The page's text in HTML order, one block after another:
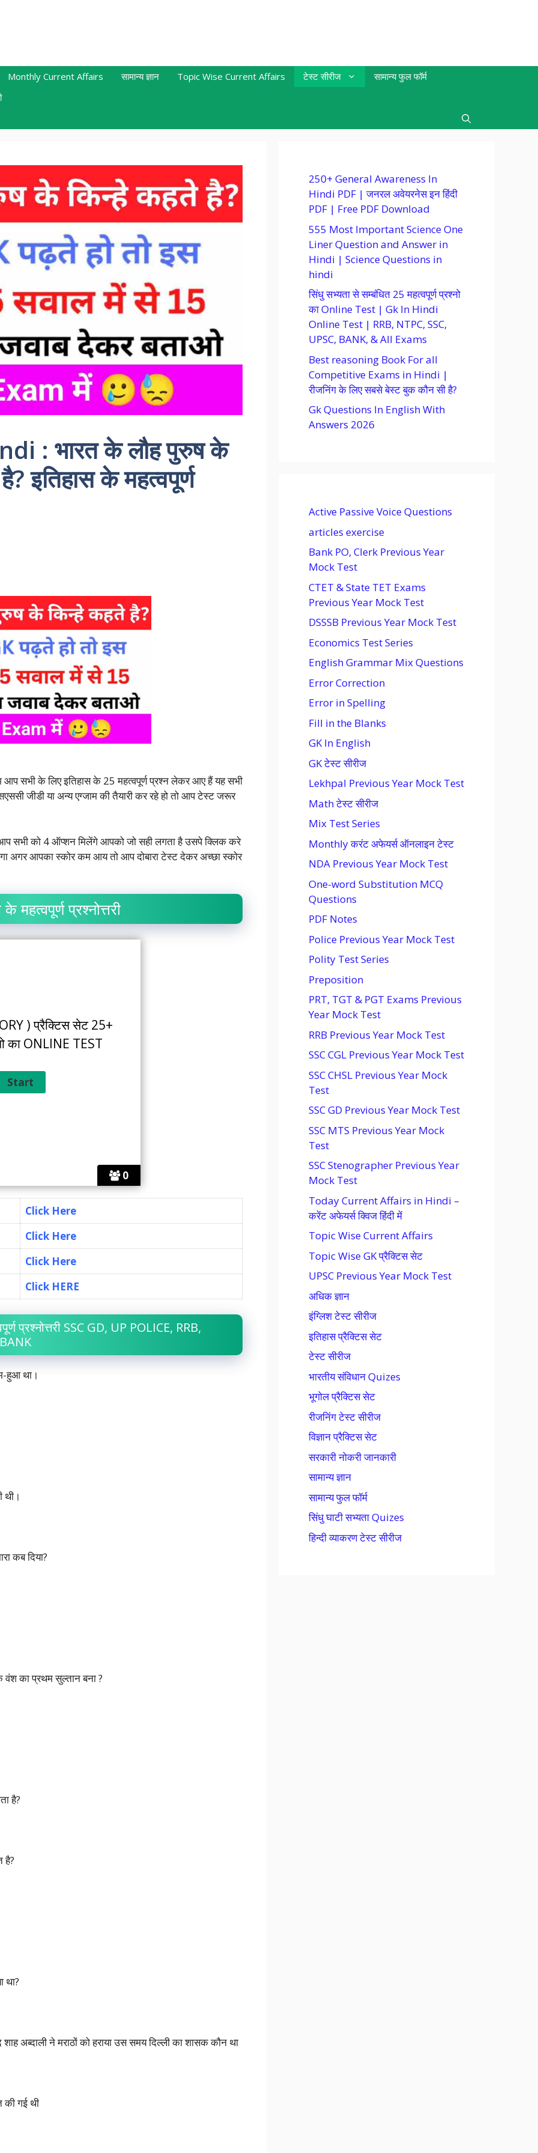
Monthly Current Affairs सामान्य ज्ञान Topic Wise Current Affairs टेस्ट सीरीज
सामान्य फुल फॉर्म
: भारत के लौह पुरुष के
इतिहास के महत्वपूर्ण
सभी के लिए इतिहास के 25 महत्वपूर्ण प्रश्न लेकर आए हैं यह सभी
जीडी या अन्य एग्जाम की तैयारी कर रहे हो तो आप टेस्ट जरूर
सभी को 4 ऑप्शन मिलेंगे आपको जो सही लगता है उसपे क्लिक करे
अगर आपका स्कोर कम आय तो आप दोबारा टेस्ट देकर अच्छा स्कोर
प्रश्नोत्तरी
0
) प्रैक्टिस सेट 25+
का ONLINE TEST
Click Here
Click Here
Click Here
Click HERE
प्रश्नोत्तरी SSC GD, UP POLICE, RRB,
हुआ था।
थी।
कब दिया?
वंश का प्रथम सुल्तान बना ?
है?
है?
था?
अब्दाली ने मराठों को हराया उस समय दिल्ली का शासक कौन था
की गई थी
250+ General Awareness In
Hindi PDF | जनरल अवेयरनेस इन हिंदी
PDF | Free PDF Download
555 Most Important Science One
Liner Question and Answer in
Hindi | Science Questions in
hindi
सिंधु सभ्यता से सम्बंधित 25 महत्वपूर्ण प्रश्नो
का Online Test | Gk In Hindi
Online Test | RRB, NTPC, SSC,
UPSC, BANK, & All Exams
Best reasoning Book For all
Competitive Exams in Hindi |
रीजनिंग के लिए सबसे बेस्ट बुक कौन सी है?
Gk Questions In English With
Answers 2026
Active Passive Voice Questions
articles exercise
Bank PO, Clerk Previous Year
Mock Test
CTET & State TET Exams
Previous Year Mock Test
DSSSB Previous Year Mock Test
Economics Test Series
English Grammar Mix Questions
Error Correction
Error in Spelling
Fill in the Blanks
GK In English
GK टेस्ट सीरीज
Lekhpal Previous Year Mock Test
Math टेस्ट सीरीज
Mix Test Series
Monthly करंट अफेयर्स ऑनलाइन टेस्ट
NDA Previous Year Mock Test
One-word Substitution MCQ
Questions
PDF Notes
Police Previous Year Mock Test
Polity Test Series
Preposition
PRT, TGT & PGT Exams Previous
Year Mock Test
RRB Previous Year Mock Test
SSC CGL Previous Year Mock Test
SSC CHSL Previous Year Mock
Test
SSC GD Previous Year Mock Test
SSC MTS Previous Year Mock
Test
SSC Stenographer Previous Year
Mock Test
Today Current Affairs in Hindi –
करेंट अफेयर्स क्विज हिंदी में
Topic Wise Current Affairs
Topic Wise GK प्रैक्टिस सेट
UPSC Previous Year Mock Test
अधिक ज्ञान
इंग्लिश टेस्ट सीरीज
इतिहास प्रैक्टिस सेट
टेस्ट सीरीज
भारतीय संविधान Quizes
भूगोल प्रैक्टिस सेट
रीजनिंग टेस्ट सीरीज
विज्ञान प्रैक्टिस सेट
सरकारी नोकरी जानकारी
सामान्य ज्ञान
सामान्य फुल फॉर्म
सिंधु घाटी सभ्यता Quizes
हिन्दी व्याकरण टेस्ट सीरीज